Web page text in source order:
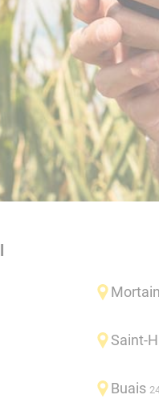
Mortain
Saint-
Buais